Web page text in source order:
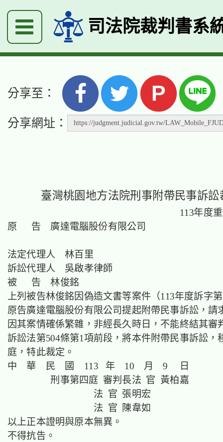
司法院裁判書系
分享至： P
分享網址：
臺灣桃園地方法院刑事附帶民事訴訟
113年度
原 告 廣達電腦股份有限公司
法定代理人 林百里
訴訟代理人 吳啟孝律師
被 告 林俊銘
上列被告林俊銘因偽造文書等案件（113年度訴字
原告廣達電腦股份有限公司提起附帶民事訴訟，請
因其案情確係繁雜，非經長久時日，不能終結其審
訴訟法第504條第1項前段，將本件附帶民事訴訟，
庭，特此裁定。
中 華 民 國 113 年 10 月 9 日
刑事第四庭 審判長法 官 黃柏嘉
法 官 張明宏
法 官 陳韋如
以上正本證明與原本無異。
不得抗告。